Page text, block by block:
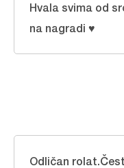
Hvala svima od
na nagradi ♥️
Odličan